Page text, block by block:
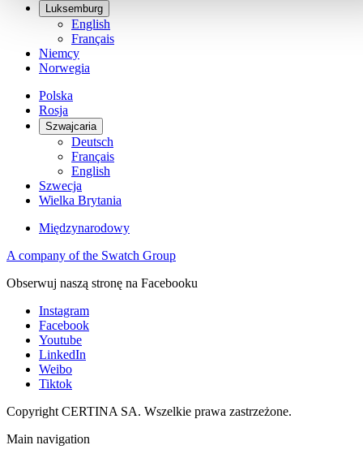
Luksemburg
English
Français
Niemcy
Norwegia
Polska
Rosja
Szwajcaria
Deutsch
Français
English
Szwecja
Wielka Brytania
Międzynarodowy
A company of the Swatch Group
Obserwuj naszą stronę na Facebooku
Instagram
Facebook
Youtube
LinkedIn
Weibo
Tiktok
Copyright CERTINA SA. Wszelkie prawa zastrzeżone.
Main navigation